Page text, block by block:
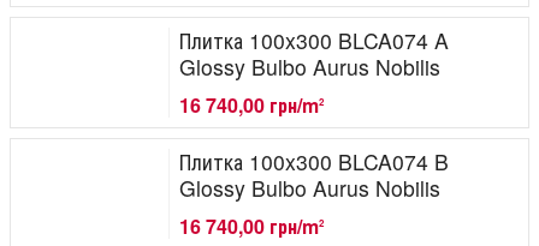
Плитка 100x300 BLCA074 A
Glossy Bulbo Aurus Nobilis
16 740,00 грн/m2
Плитка 100x300 BLCA074 B
Glossy Bulbo Aurus Nobilis
16 740,00 грн/m2